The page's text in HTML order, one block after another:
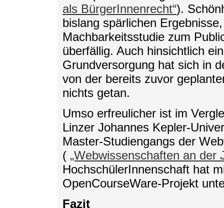
als BürgerInnenrecht“).
bislang spärlichen
Machbarkeitsstudie zum
überfällig. Auch hinsichtlich
Grundversorgung hat sich in
von der bereits zuvor
nichts getan.
Umso erfreulicher ist im
Linzer Johannes Kepler-
Master-Studiengangs der
( „Webwissenschaften an der
HochschülerInnenschaft hat
OpenCourseWare-Projekt
Fazit